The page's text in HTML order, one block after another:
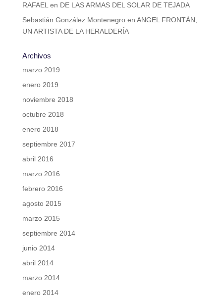
RAFAEL en DE LAS ARMAS DEL SOLAR DE TEJADA
Sebastián González Montenegroen ANGEL FRONTÁN,
UN ARTISTA DE LA HERALDERÍA
Archivos
marzo 2019
enero 2019
noviembre 2018
octubre 2018
enero 2018
septiembre 2017
abril 2016
marzo 2016
febrero 2016
agosto 2015
marzo 2015
septiembre 2014
junio 2014
abril 2014
marzo 2014
enero 2014